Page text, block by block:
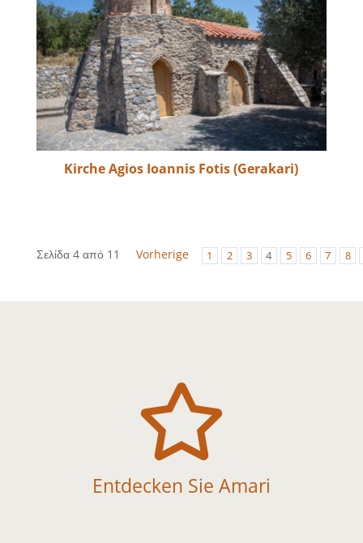
Kirche Agios Ioannis Fotis (Gerakari)
Σελίδα 4 από 11 Vorherige 1 2 3 4 5 6 7 8

Entdecken Sie Amari